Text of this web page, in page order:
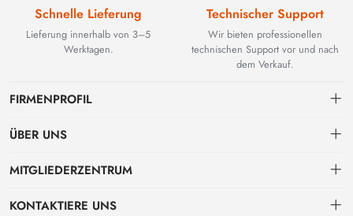
Schnelle Lieferung
Lieferung innerhalb von 3–5
Werktagen.
Technischer Support
Wir bieten professionellen
technischen Support vor und nach
dem Verkauf.
FIRMENPROFIL
BEYOND TECHNOLOGY INTERNATIONAL LIMITED wurde 2002
Glasfaserlösungen. Mit der Weiterentwicklung industrieller Netzwerke
ÜBER UNS
Kontakt
MITGLIEDERZENTRUM
persönliches Zentrum
KONTAKTIERE UNS